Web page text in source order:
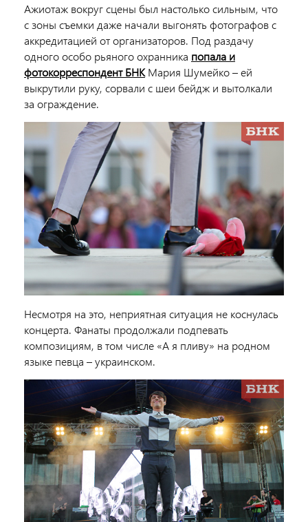
Ажиотаж вокруг сцены был настолько сильным, что
с зоны съемки даже начали выгонять фотографов с
аккредитацией от организаторов. Под раздачу
одного особо рьяного охранника попала и
фотокорреспондент БНКМария Шумейко – ей
выкрутили руку, сорвали с шеи бейдж и вытолкали
за ограждение.
Несмотря на это, неприятная ситуация не коснулась
концерта. Фанаты продолжали подпевать
композициям, в том числе «А я пливу» на родном
языке певца – украинском.